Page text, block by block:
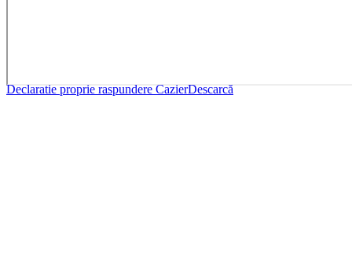
Declaratie proprie raspundere CazierDescarcă